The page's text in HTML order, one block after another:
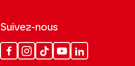
Suivez-nous
FacebookInstagram
Tik
Tok
YoutubeLinkedin